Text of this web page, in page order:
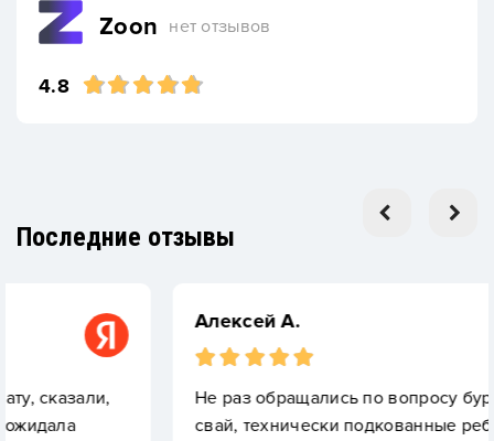
Zoon нет отзывов
4.8
Последние отзывы
Алексей А.
Не раз обращались по вопросу буронабивных
свай, технически подкованные ребята.